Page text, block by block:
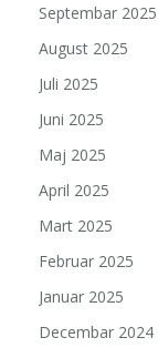
Septembar 2025
August 2025
Juli 2025
Juni 2025
Maj 2025
April 2025
Mart 2025
Februar 2025
Januar 2025
Decembar 2024